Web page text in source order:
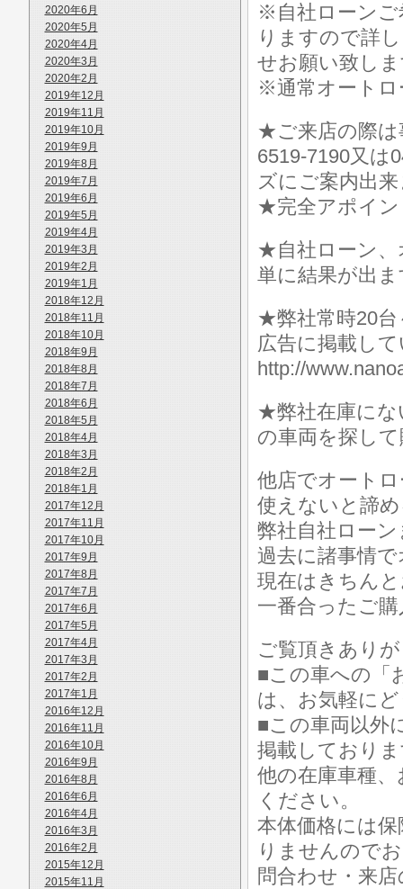
2020年6月
2020年5月
2020年4月
2020年3月
2020年2月
2019年12月
2019年11月
2019年10月
2019年9月
2019年8月
2019年7月
2019年6月
2019年5月
2019年4月
2019年3月
2019年2月
2019年1月
2018年12月
2018年11月
2018年10月
2018年9月
2018年8月
2018年7月
2018年6月
2018年5月
2018年4月
2018年3月
2018年2月
2018年1月
2017年12月
2017年11月
2017年10月
2017年9月
2017年8月
2017年7月
2017年6月
2017年5月
2017年4月
2017年3月
2017年2月
2017年1月
2016年12月
2016年11月
2016年10月
2016年9月
2016年8月
2016年6月
2016年4月
2016年3月
2016年2月
2015年12月
2015年11月
※自社ローンご
りますので詳
せお願い致し
※通常オートロ
★ご来店の際は
6519-7190又は
ズにご案内出
★完全アポイ
★自社ローン、
単に結果が出
★弊社常時20台
広告に掲載し
http://
★弊社在庫にな
の車両を探し
他店でオート
使えないと諦
弊社自社ロー
過去に諸事情
現在はきちん
一番合ったご
ご覧頂きあり
■この車への「
は、お気軽に
■この車両以外
掲載しており
他の在庫車種
ください。
本体価格には
りませんので
問合わせ・来